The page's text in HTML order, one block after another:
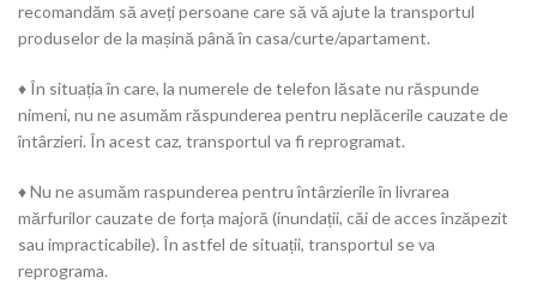
recomandăm să aveți persoane care să vă ajute la transportul
produselor de la mașină până în casa/curte/apartament.
♦ În situația în care, la numerele de telefon lăsate nu răspunde
nimeni, nu ne asumăm răspunderea pentru neplăcerile cauzate de
întârzieri. În acest caz, transportul va fi reprogramat.
♦ Nu ne asumăm raspunderea pentru întârzierile în livrarea
mărfurilor cauzate de forța majoră (inundații, căi de acces înzăpezit
sau impracticabile). În astfel de situații, transportul se va
reprograma.